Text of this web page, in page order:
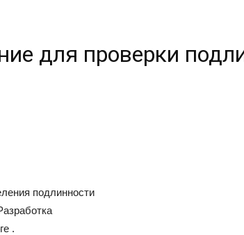
для проверки
подлинности
.